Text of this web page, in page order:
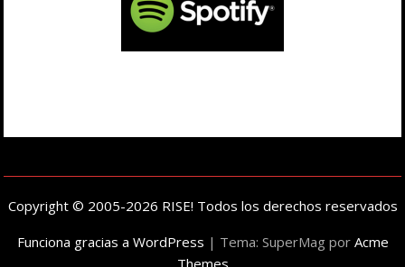
Copyright © 2005-2026 RISE! Todos los derechos reservados
Funciona gracias a WordPress | Tema: SuperMag por Acme